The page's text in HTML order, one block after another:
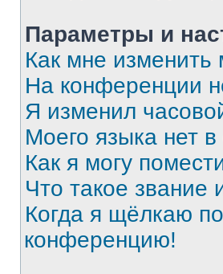
Параметры и
Как мне изменить
На конференции
Я изменил
Моего языка нет в
Как я могу
Что такое звание
Когда я щёлкаю
конференцию!